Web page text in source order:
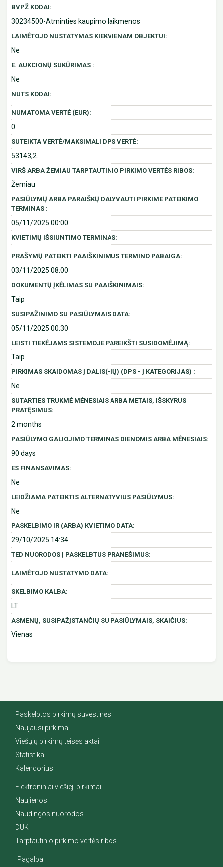
BVPŽ KODAI:
30234500-Atminties kaupimo laikmenos
LAIMĖTOJO NUSTATYMAS KIEKVIENAM OBJEKTUI:
Ne
E. AUKCIONŲ SUKŪRIMAS :
Ne
NUTS KODAI:
NUMATOMA VERTĖ (EUR):
0.
SUTEIKTA VERTĖ/MAKSIMALI DPS VERTĖ:
53143,2.
VIRŠ ARBA ŽEMIAU TARPTAUTINIO PIRKIMO VERTĖS RIBOS:
Žemiau
PASIŪLYMŲ ARBA PARAIŠKŲ DALYVAUTI PIRKIME PATEIKIMO
TERMINAS :
05/11/2025 00:00
KVIETIMŲ IŠSIUNTIMO TERMINAS:
PRAŠYMŲ PATEIKTI PAAIŠKINIMUS TERMINO PABAIGA:
03/11/2025 08:00
DOKUMENTŲ ĮKĖLIMAS SU PAAIŠKINIMAIS:
Taip
SUSIPAŽINIMO SU PASIŪLYMAIS DATA:
05/11/2025 00:30
LEISTI TIEKĖJAMS SISTEMOJE PAREIKŠTI SUSIDOMĖJIMĄ:
Taip
PIRKIMAS SKAIDOMAS Į DALIS(-IŲ) (DPS - Į KATEGORIJAS) :
Ne
SUTARTIES TRUKMĖ MĖNESIAIS ARBA METAIS, IŠSKYRUS
PRATĘSIMUS:
2 months
PASIŪLYMO GALIOJIMO TERMINAS DIENOMIS ARBA MĖNESIAIS:
90 days
ES FINANSAVIMAS:
Ne
LEIDŽIAMA PATEIKTIS ALTERNATYVIUS PASIŪLYMUS:
Ne
PASKELBIMO IR (ARBA) KVIETIMO DATA:
29/10/2025 14:34
TED NUORODOS Į PASKELBTUS PRANEŠIMUS:
LAIMĖTOJO NUSTATYMO DATA:
SKELBIMO KALBA:
LT
ASMENŲ, SUSIPAŽĮSTANČIŲ SU PASIŪLYMAIS, SKAIČIUS:
Vienas
Paskelbtos pirkimų suvestinės
Naujausi pirkimai
Viešųjų pirkimų teisės aktai
Statistika
Kalendorius
Elektroniniai viešieji pirkimai
Naujienos
Naudingos nuorodos
DUK
Tarptautinio pirkimo vertės ribos
Pagalba